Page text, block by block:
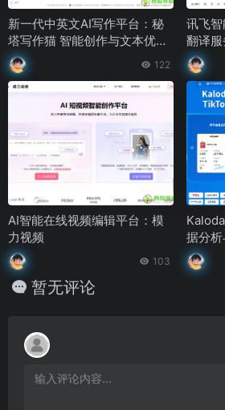
新一代中英文AI写作平台：秘
塔写作猫 智能创作与文本优化
助手
122
讯飞
翻译
AI智能在线视频编辑平台：模
力视频
103
据分
暂无评论